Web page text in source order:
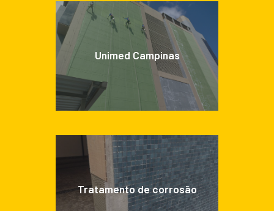
Unimed Campinas
Tratamento de corrosão